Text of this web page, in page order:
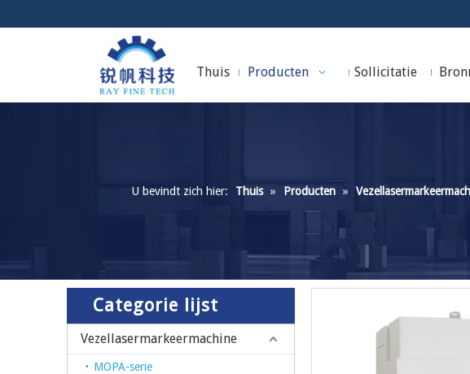
Thuis Producten Sollicitatie
U bevindt zich hier: Thuis » Producten »
Categorie lijst
Vezellasermarkeermachine
MOPA-serie